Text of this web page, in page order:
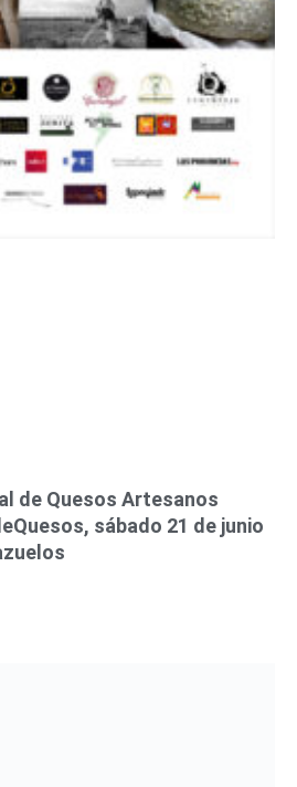
de Quesos Artesanos
sábado 21 de junio